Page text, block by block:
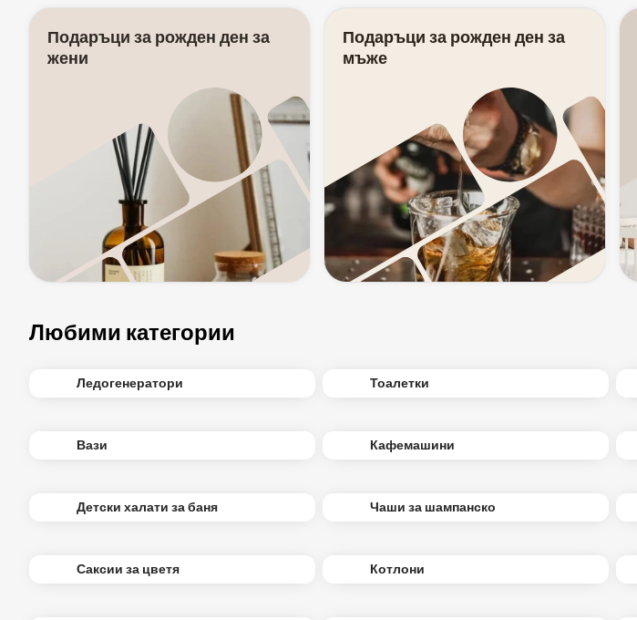
Подаръци за рожден ден за
жени
Подаръци за рожден ден за
мъже
Любими категории
Ледогенератори Тоалетки
Вази Кафемашини
Детски халати за баня Чаши за шампанско
Саксии за цветя Котлони